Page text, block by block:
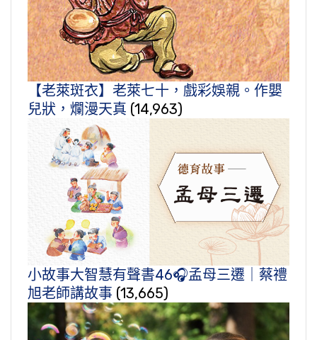
【老萊斑衣】老萊七十，戲彩娛親。作嬰
兒狀，爛漫天真 (14,963)
小故事大智慧有聲書46🎧孟母三遷｜蔡禮
旭老師講故事 (13,665)